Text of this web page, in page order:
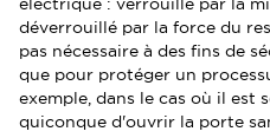
déverrouillé par la force du
pas nécessaire à des fins de
que pour protéger un
exemple, dans le cas où il est
quiconque d'ouvrir la porte